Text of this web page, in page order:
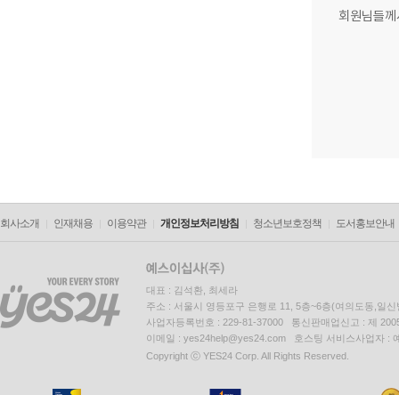
회원님들
회사소개 인재채용 이용약관 개인정보처리방침 청소년보호정책 도서홍보안내
대표 : 김석환, 최세라
주소 : 서울시 영등포구 은행로 11, 5층~6층(여의도동,일신
사업자등록번호 : 229-81-37000 통신판매업신고 : 제
이메일 : yes24help@yes24.com 호스팅 서비스사업자 :
Copyright ⓒ YES24 Corp. All Rights Reserved.